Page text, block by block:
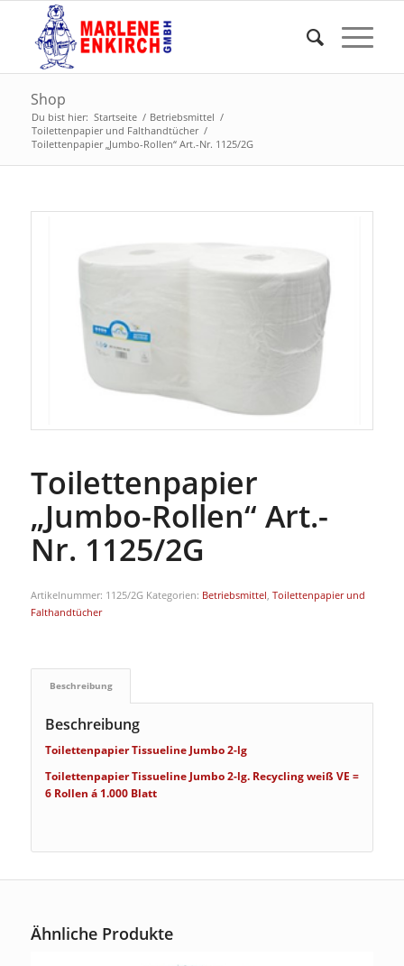
Shop
Du bist hier: Startseite / Betriebsmittel /
Toilettenpapier und Falthandtücher /
Toilettenpapier „Jumbo-Rollen“ Art.-Nr. 1125/2G
Toilettenpapier
„Jumbo-Rollen“ Art.-
Nr. 1125/2G
Artikelnummer: 1125/2G Kategorien: Betriebsmittel Toilettenpapier und
Falthandtücher
Beschreibung
Beschreibung
Toilettenpapier Tissueline Jumbo 2-lg
Toilettenpapier Tissueline Jumbo 2-lg. Recycling weiß VE =
6 Rollen á 1.000 Blatt
Ähnliche Produkte